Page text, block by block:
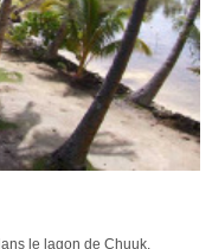
le lagon de Chuuk.